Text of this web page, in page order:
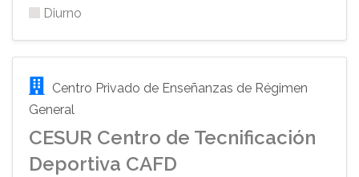
Diurno
Centro Privado de Enseñanzas de Régimen
General
CESUR Centro de Tecnificación
Deportiva CAFD